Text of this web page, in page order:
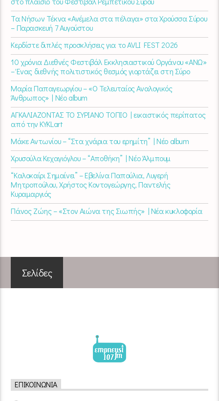
Τα Νήσων Τέκνα «Ανέμελα στα πέλαγα» στα Χρούσσα Σύρου
– Παρασκευή 7 Αυγούστου
Κερδίστε διπλές προσκλήσεις για το AVLI FEST 2026
10 χρόνια Διεθνές Φεστιβάλ Εκκλησιαστικού Οργάνου «ΑΝΩ»
– Ένας διεθνής πολιτιστικός θεσμός γιορτάζει στη Σύρο​
Μαρία Παπαγεωργίου – «Ο Τελευταίος Αναλογικός
Άνθρωπος» | Νέο album
ΑΓΚΑΛΙΑΖΟΝΤΑΣ ΤΟ ΣΥΡΙΑΝΟ ΤΟΠΙΟ | εικαστικός περίπατος
από την KYKLart
Μάκε Αντωνίου – “Στα χνάρια του ερημίτη” | Νέο album
Χρυσούλα Κεχαγιόγλου – “Αποθήκη” | Νέο Άλμπουμ
“Καλοκαίρι Σημαίνει” – Εβελίνα Παπούλια, Λυγερή
Μητροπούλου, Χρήστος Κοντογεώργης, Παντελής
Κυραμαργιός
Πάνος Ζώης – «Στον Αιώνα της Σιωπής» | Νέα κυκλοφορία
Σελίδες
ΕΠΙΚΟΙΝΩΝΊΑ